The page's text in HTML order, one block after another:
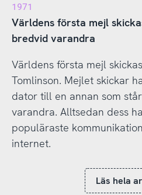
1971
Världens första mejl
bredvid varandra
Världens första mejl
Tomlinson. Mejlet skickar
dator till en annan som
varandra. Alltsedan dess
populäraste
internet.
Läs hela